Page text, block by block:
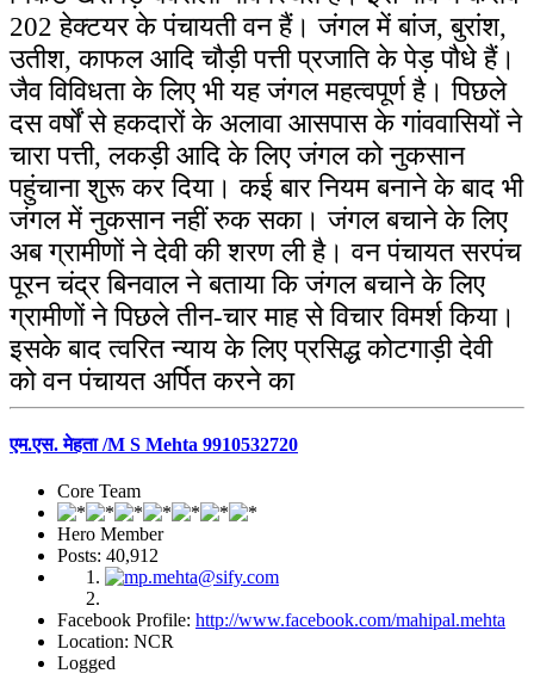
202 हेक्टयर के पंचायती वन हैं। जंगल में बांज, बुरांश,
उतीश, काफल आदि चौड़ी पत्ती प्रजाति के पेड़ पौधे हैं।
जैव विविधता के लिए भी यह जंगल महत्वपूर्ण है। पिछले
दस वर्षों से हकदारों के अलावा आसपास के गांववासियों ने
चारा पत्ती, लकड़ी आदि के लिए जंगल को नुकसान
पहुंचाना शुरू कर दिया। कई बार नियम बनाने के बाद भी
जंगल में नुकसान नहीं रुक सका। जंगल बचाने के लिए
अब ग्रामीणों ने देवी की शरण ली है। वन पंचायत सरपंच
पूरन चंद्र बिनवाल ने बताया कि जंगल बचाने के लिए
ग्रामीणों ने पिछले तीन-चार माह से विचार विमर्श किया।
इसके बाद त्वरित न्याय के लिए प्रसिद्ध कोटगाड़ी देवी
को वन पंचायत अर्पित करने का
एम.एस. मेहता /M S Mehta 9910532720
Core Team
Hero Member
Posts: 40,912
Facebook Profile: http://www.facebook.com/mahipal.mehta
Location: NCR
Logged